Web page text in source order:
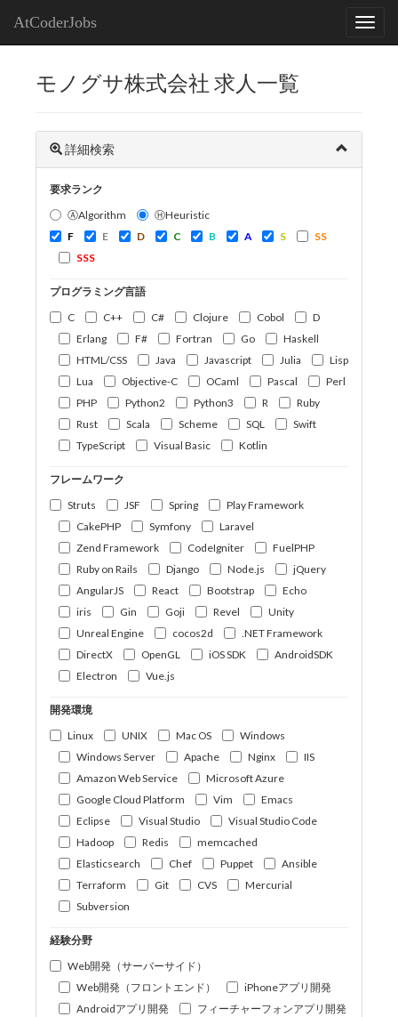
AtCoderJobs
モノグサ株式会社 求人一覧
詳細検索
要求ランク
ⒶAlgorithm
ⒽHeuristic
F
E D C B A S
SS
SSS
プログラミング言語
C
C++ C# Clojure Cobol
D
Erlang
F# Fortran Go
Haskell
HTML/CSS
Java Javascript Julia
Lisp
Lua
Objective-C OCaml Pascal
Perl
PHP
Python2 Python3 R
Ruby
Rust
Scala Scheme SQL
Swift
TypeScript
Visual Basic Kotlin
フレームワーク
Struts
JSF Spring
Play Framework
CakePHP
Symfony
Laravel
Zend Framework
CodeIgniter
FuelPHP
Ruby on Rails
Django Node.js
jQuery
AngularJS
React Bootstrap
Echo
iris
Gin Goji Revel
Unity
Unreal Engine
cocos2d
.NET Framework
DirectX
OpenGL iOS SDK
AndroidSDK
Electron
Vue.js
開発環境
Linux
UNIX Mac OS
Windows
Windows Server
Apache Nginx
IIS
Amazon Web Service
Microsoft Azure
Google Cloud Platform
Vim
Emacs
Eclipse
Visual Studio
Visual Studio Code
Hadoop
Redis
memcached
Elasticsearch
Chef Puppet
Ansible
Terraform
Git CVS
Mercurial
Subversion
経験分野
Web開発（サーバーサイド）
Web開発（フロントエンド）
iPhoneアプリ開発
Androidアプリ開発
フィーチャーフォンアプリ開発